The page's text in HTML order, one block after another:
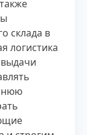
склада в
логистика